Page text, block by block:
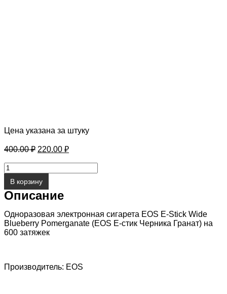
Цена указана за штуку
400.00₽ Первоначальная
составляла
400.00 ₽.
220.00 ₽Текущая
Количество
товара
EOS
E-
Wide
Blueberry
Pomerganate
Черника
В корзину
Описание
Одноразовая электронная сигарета EOS E-Stick Wide
Blueberry Pomerganate (EOS Е-стик Черника Гранат) на
600 затяжек
Производитель: EOS